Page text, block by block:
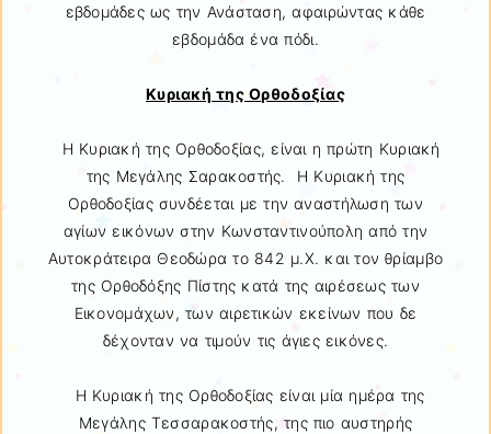
εβδομάδες ως την Ανάσταση, αφαιρώντας κάθε
εβδομάδα ένα πόδι.
Κυριακή της Ορθοδοξίας
Η Κυριακή της Ορθοδοξίας, είναι η πρώτη Κυριακή
της Μεγάλης Σαρακοστής. Η Κυριακή της
Ορθοδοξίας συνδέεται με την αναστήλωση των
αγίων εικόνων στην Κωνσταντινούπολη από την
Αυτοκράτειρα Θεοδώρα το 842 μ.Χ. και τον θρίαμβο
της Ορθοδόξης Πίστης κατά της αιρέσεως των
Εικονομάχων, των αιρετικών εκείνων που δε
δέχονταν να τιμούν τις άγιες εικόνες.
Η Κυριακή της Ορθοδοξίας είναι μία ημέρα της
Μεγάλης Τεσσαρακοστής, της πιο αυστηρής